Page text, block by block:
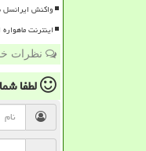
واکنش ایرانسل
اینترنت
نظرات
لطفا